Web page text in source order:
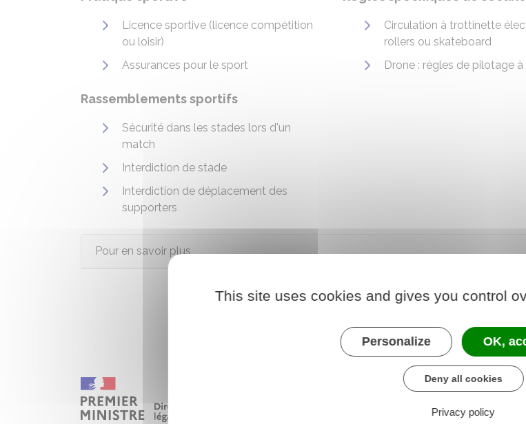
Licence sportive (licence compétition
ou loisir)
Assurances pour le sport
Circulation à trottinette
rollers ou skateboard
Drone : règles de pilotage
Rassemblements sportifs
Sécurité dans les stades lors d'un
match
Interdiction de stade
Interdiction de déplacement des
supporters
Pour en savoir plus
This site uses cookies and gives you control
Personalize OK,
Deny all cookies
Privacy policy